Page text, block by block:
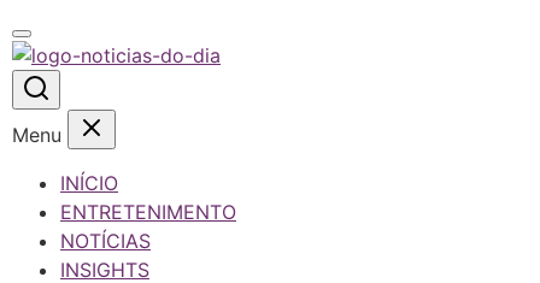
Menu
INÍCIO
ENTRETENIMENTO
NOTÍCIAS
INSIGHTS